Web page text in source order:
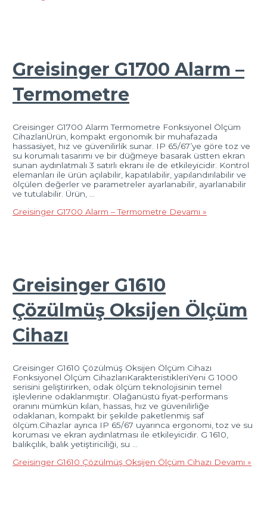
Greisinger G1700 Alarm –
Termometre
Greisinger G1700 Alarm Termometre Fonksiyonel Ölçüm
CihazlarıÜrün, kompakt ergonomik bir muhafazada
hassasiyet, hız ve güvenilirlik sunar. IP 65/67’ye göre toz ve
su korumalı tasarımı ve bir düğmeye basarak üstten ekran
sunan aydınlatmalı 3 satırlı ekranı ile de etkileyicidir. Kontrol
elemanları ile ürün açılabilir, kapatılabilir, yapılandırılabilir ve
ölçülen değerler ve parametreler ayarlanabilir, ayarlanabilir
ve tutulabilir. Ürün, …
Greisinger G1700 Alarm – Termometre Devamı »
Greisinger G1610
Çözülmüş Oksijen Ölçüm
Cihazı
Greisinger G1610 Çözülmüş Oksijen Ölçüm Cihazı
Fonksiyonel Ölçüm CihazlarıKarakteristikleriYeni G 1000
serisini geliştirirken, odak ölçüm teknolojisinin temel
işlevlerine odaklanmıştır. Olağanüstü fiyat-performans
oranını mümkün kılan, hassas, hız ve güvenilirliğe
odaklanan, kompakt bir şekilde paketlenmiş saf
ölçüm.Cihazlar ayrıca IP 65/67 uyarınca ergonomi, toz ve su
koruması ve ekran aydınlatması ile etkileyicidir. G 1610,
balıkçılık, balık yetiştiriciliği, su …
Greisinger G1610 Çözülmüş Oksijen Ölçüm Cihazı Devamı »